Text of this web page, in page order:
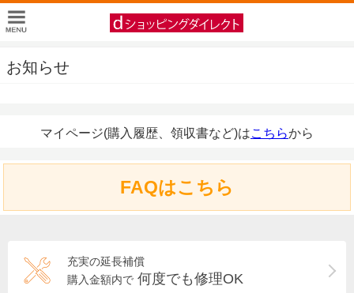
お知らせ
マイページ(購入履歴、領収書など)はこちらから
FAQはこちら
充実の延長補償
購入金額内で 何度でも修理OK